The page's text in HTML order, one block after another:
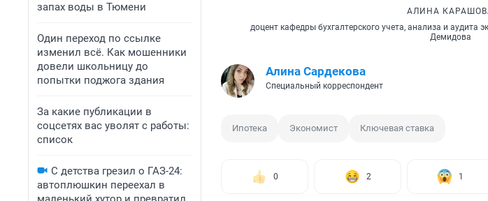
запах воды в Тюмени
Один переход по ссылке
изменил всё. Как мошенники
довели школьницу до
попытки поджога здания
За какие публикации в
соцсетях вас уволят с работы:
список
С детства грезил о ГАЗ-24:
автоплюшкин переехал в
АЛИНА
доцент кафедры бухгалтерского учета, анализа и аудита
Демидова
Алина Сардекова
Специальный корреспондент
Ипотека Экономист Ключевая ставка
0 2 1